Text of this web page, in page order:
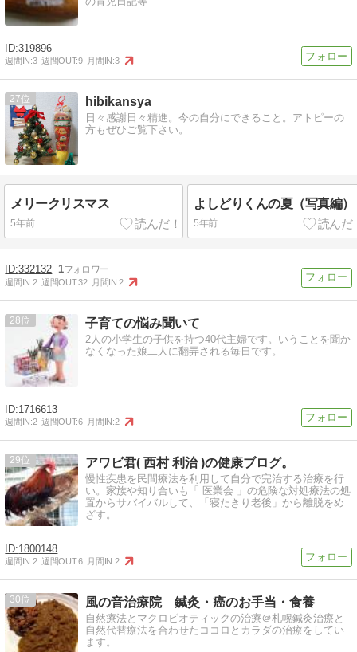
319896
週間IN:3 週間OUT:9 月間IN:3
27 hibikansya
日々感謝日々精進。今の自分にできること。アトピーの
方もぜひご覧下さい。
メリークリスマス
5年前
よしどりくんの夏（写真編）
5年前
332132 1
週間IN:2 週間OUT:32 月間IN:2
28 子育ての悩み聞いて
2人の小学生の子供を持つ40代主婦です。いうことを聞か
なくなった娘二人に翻弄される毎日です。
1716613
週間IN:2 週間OUT:6 月間IN:2
29 アワビ君( 西村 利治 )の健康ブログ。
慢性疾患を民間療法を利用して自分で完治する治療を行
い。家族や知り合いも「 医業会 」の危険な対処療法の処
置からサバイバルして、「寝たきり老後」から離脱をめ
ざす。
1800148
週間IN:2 週間OUT:6 月間IN:2
30 風の音治療院 鍼灸・癌のお手当・食養
自然療法とマクロビオティックの治療＠札幌鍼灸治療と
自然代替療法を合わせたココロとカラダの治療をしてい
ます。